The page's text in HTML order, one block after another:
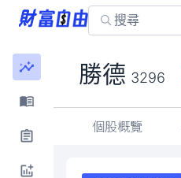
勝德 3296
個股概覽